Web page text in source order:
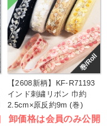
巻/Roll
【2608新柄】KF-R71193
インド刺繍リボン 巾約
2.5cm×原反約9m (巻)
卸価格は会員のみ公開